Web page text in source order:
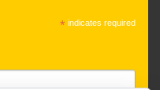
* indicates required